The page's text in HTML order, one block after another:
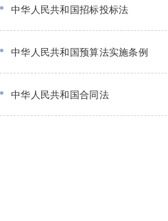
中华人民共和国招标投标法
中华人民共和国预算法实施条例
中华人民共和国合同法